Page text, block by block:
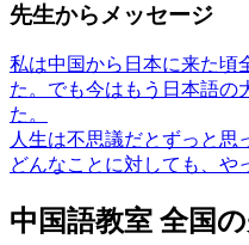
先生からメッセージ
私は中国から日本に来た頃
た。でも今はもう日本語の
た。
人生は不思議だとずっと思
どんなことに対しても、や
中国語教室 全国